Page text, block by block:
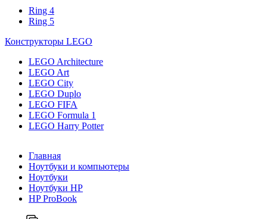
Ring 4
Ring 5
Конструкторы LEGO
LEGO Architecture
LEGO Art
LEGO City
LEGO Duplo
LEGO FIFA
LEGO Formula 1
LEGO Harry Potter
Главная
Ноутбуки и компьютеры
Ноутбуки
Ноутбуки HP
HP ProBook